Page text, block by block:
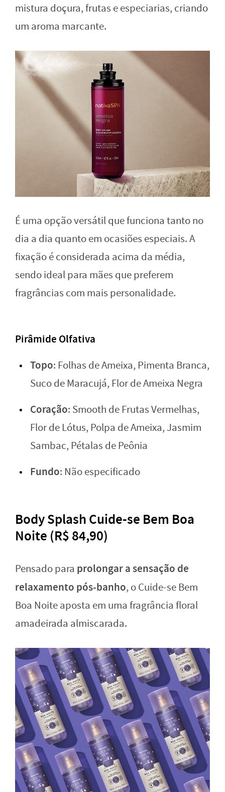
mistura doçura, frutas e especiarias, criando
um aroma marcante.
É uma opção versátil que funciona tanto no
dia a dia quanto em ocasiões especiais. A
fixação é considerada acima da média,
sendo ideal para mães que preferem
fragrâncias com mais personalidade.
Pirâmide Olfativa
Topo: Folhas de Ameixa, Pimenta Branca,
Suco de Maracujá, Flor de Ameixa Negra
Coração: Smooth de Frutas Vermelhas,
Flor de Lótus, Polpa de Ameixa, Jasmim
Sambac, Pétalas de Peônia
Fundo: Não especificado
Body Splash Cuide-se Bem Boa
Noite (R$ 84,90)
Pensado para prolongar a sensação de
relaxamento pós-banho, o Cuide-se Bem
Boa Noite aposta em uma fragrância floral
amadeirada almiscarada.